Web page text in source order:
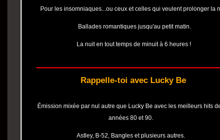
Pour les insomniaques...ou ceux et celles qui veulent prolonger la
Ballades romantiques jusqu'au petit matin.
La nuit en tout temps de minuit à 6 heures !
Rappelle-toi avec Lucky Be
Émission mixée par nul autre que Lucky Be avec les meilleurs hits
années 80 et 90.
Astley, B-52, Bangles et plusieurs autres.